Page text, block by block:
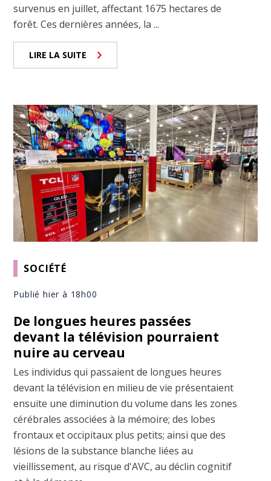
survenus en juillet, affectant 1675 hectares de
forêt. Ces dernières années, la ...
LIRE LA SUITE
SOCIÉTÉ
Publié hier à 18h00
De longues heures passées
devant la télévision pourraient
nuire au cerveau
Les individus qui passaient de longues heures
devant la télévision en milieu de vie présentaient
ensuite une diminution du volume dans les zones
cérébrales associées à la mémoire; des lobes
frontaux et occipitaux plus petits; ainsi que des
lésions de la substance blanche liées au
vieillissement, au risque d'AVC, au déclin cognitif